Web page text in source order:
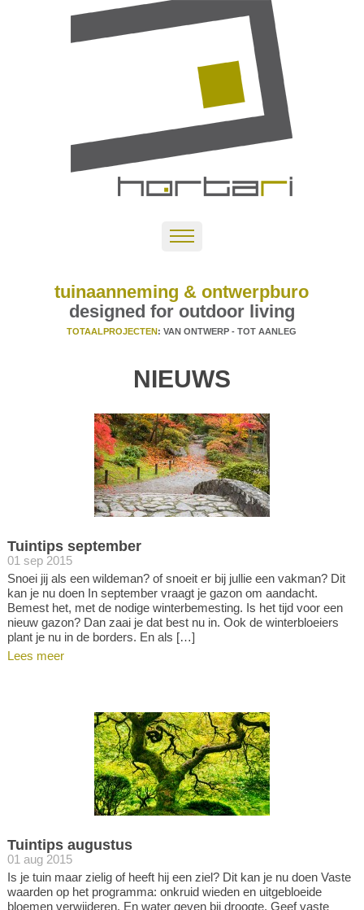
tuinaanneming & ontwerpburo
designed for outdoor living
TOTAALPROJECTEN: VAN ONTWERP - TOT AANLEG
NIEUWS
Tuintips september
01 sep 2015
Snoei jij als een wildeman? of snoeit er bij jullie een vakman? Dit
kan je nu doen In september vraagt je gazon om aandacht.
Bemest het, met de nodige winterbemesting. Is het tijd voor een
nieuw gazon? Dan zaai je dat best nu in. Ook de winterbloeiers
plant je nu in de borders. En als […]
Lees meer
Tuintips augustus
01 aug 2015
Is je tuin maar zielig of heeft hij een ziel? Dit kan je nu doen Vaste
waarden op het programma: onkruid wieden en uitgebloeide
bloemen verwijderen. En water geven bij droogte. Geef vaste